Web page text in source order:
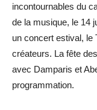
incontournables du
de la musique, le 14
un concert estival, le
créateurs. La fête
avec Damparis et
programmation.